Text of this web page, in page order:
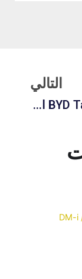
التالي
سيارة BYD Tang الكهربائية متعددة الاستخدامات: المراجعة الكاملة والمدى والميزات ودليل الأسعار